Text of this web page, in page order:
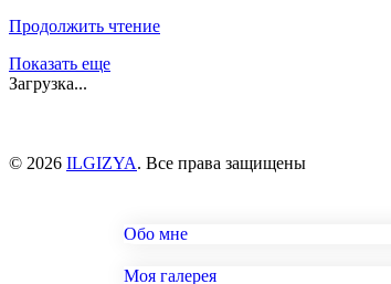
Продолжить чтение
Показать еще
Загрузка...
© 2026 ILGIZYA. Все права защищены
Обо мне
Моя галерея